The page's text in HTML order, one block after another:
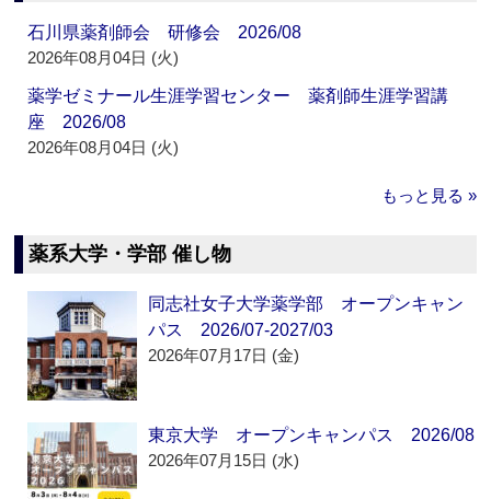
石川県薬剤師会 研修会 2026/08
2026年08月04日 (火)
薬学ゼミナール生涯学習センター 薬剤師生涯学習講
座 2026/08
2026年08月04日 (火)
もっと見る »
薬系大学・学部 催し物
同志社女子大学薬学部 オープンキャン
パス 2026/07-2027/03
2026年07月17日 (金)
東京大学 オープンキャンパス 2026/08
2026年07月15日 (水)